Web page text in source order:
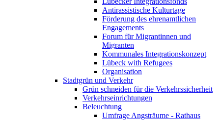
Antirassistische Kulturtage
Förderung des ehrenamtlichen
Engagements
Forum für Migrantinnen und
Migranten
Kommunales Integrationskonzept
Lübeck with Refugees
Organisation
Stadtgrün und Verkehr
Grün schneiden für die Verkehrssicherheit
Verkehrseinrichtungen
Beleuchtung
Umfrage Angsträume - Rathaus